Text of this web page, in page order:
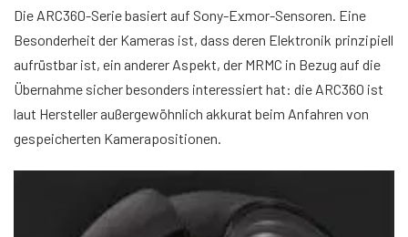
Die ARC360-Serie basiert auf Sony-Exmor-Sensoren. Eine
Besonderheit der Kameras ist, dass deren Elektronik prinzipiell
aufrüstbar ist, ein anderer Aspekt, der MRMC in Bezug auf die
Übernahme sicher besonders interessiert hat: die ARC360 ist
laut Hersteller außergewöhnlich akkurat beim Anfahren von
gespeicherten Kamerapositionen.